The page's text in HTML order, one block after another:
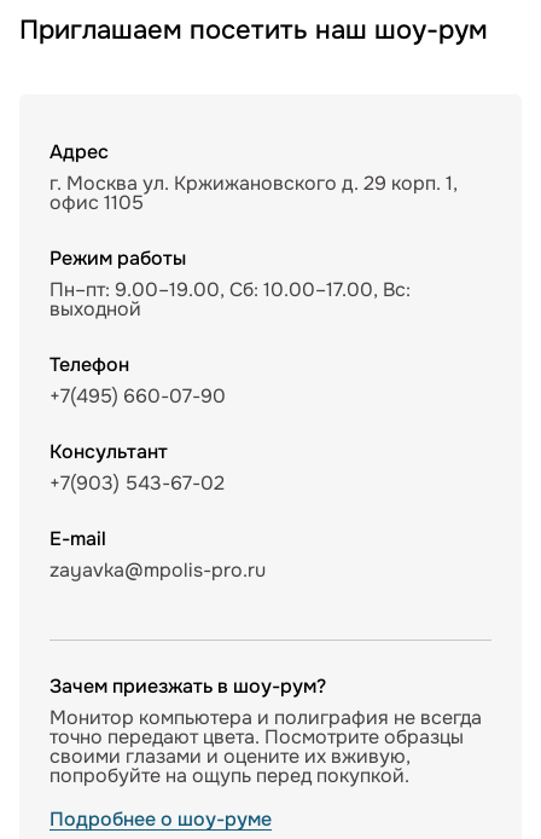
Приглашаем посетить наш шоу-рум
Адрес
г. Москва ул. Кржижановского д. 29 корп. 1,
офис 1105
Режим работы
Пн–пт: 9.00–19.00, Сб: 10.00–17.00, Вс:
выходной
Телефон
+7(495) 660-07-90
Консультант
+7(903) 543-67-02
E-mail
zayavka@mpolis-pro.ru
Зачем приезжать в шоу-рум?
Монитор компьютера и полиграфия не всегда
точно передают цвета. Посмотрите образцы
своими глазами и оцените их вживую,
попробуйте на ощупь перед покупкой.
Подробнее о шоу-руме